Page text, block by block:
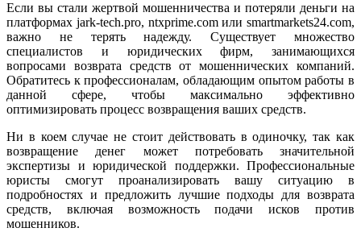
Если вы стали жертвой мошенничества и потеряли деньги на
платформах jark-tech.pro, ntxprime.com или smartmarkets24.com,
важно не терять надежду. Существует множество
специалистов и юридических фирм, занимающихся
вопросами возврата средств от мошеннических компаний.
Обратитесь к профессионалам, обладающим опытом работы в
данной сфере, чтобы максимально эффективно
оптимизировать процесс возвращения ваших средств.
Ни в коем случае не стоит действовать в одиночку, так как
возвращение денег может потребовать значительной
экспертизы и юридической поддержки. Профессиональные
юристы смогут проанализировать вашу ситуацию в
подробностях и предложить лучшие подходы для возврата
средств, включая возможность подачи исков против
мошенников.